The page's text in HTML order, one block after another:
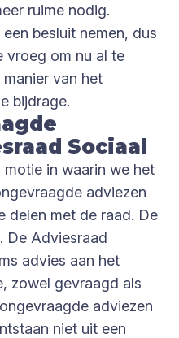
ruime nodig.
besluit nemen, dus
vroeg om nu al te
van het
bijdrage.
Sociaal
motie in waarin we het
adviezen
delen met de raad. De
De Adviesraad
advies aan het
zowel gevraagd als
adviezen
niet uit een